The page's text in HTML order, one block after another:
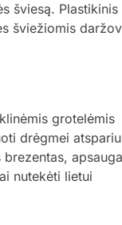
šviesą.
šviežiomis
grotelėmis
drėgmei
nutekėti lietui